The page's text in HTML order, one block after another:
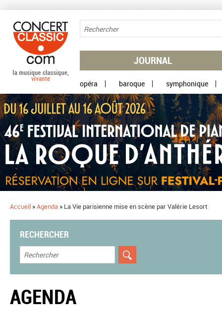
JOURNAL
opéra baroque symphonique
Accueil »Agenda » La Vie parisienne mise en scène par Valérie Lesort
RECHERCHER
AGENDA